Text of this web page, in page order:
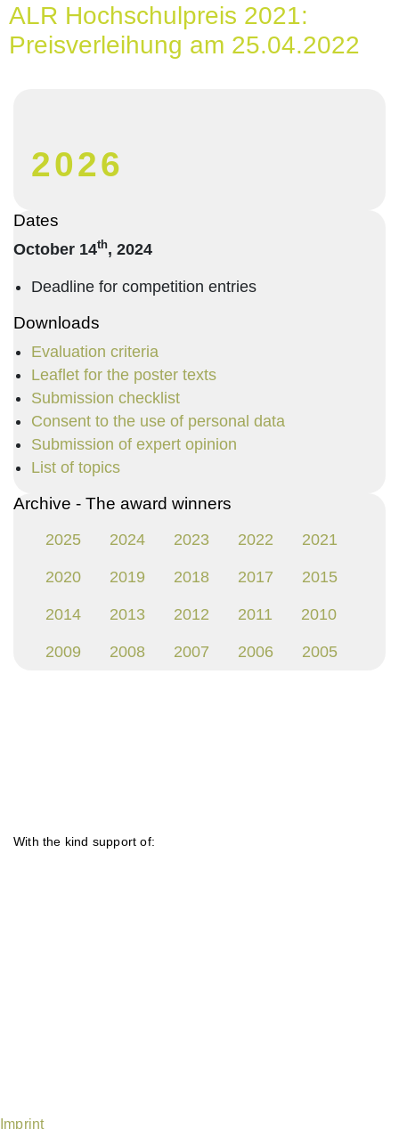
ALR Hochschulpreis 2021:
Preisverleihung am 25.04.2022
2026
Dates
October 14th, 2024
Deadline for competition entries
Downloads
Evaluation criteria
Leaflet for the poster texts
Submission checklist
Consent to the use of personal data
Submission of expert opinion
List of topics
Archive - The award winners
2025 2024 2023 2022 2021
2020 2019 2018 2017 2015
2014 2013 2012 2011 2010
2009 2008 2007 2006 2005
With the kind support of:
Imprint